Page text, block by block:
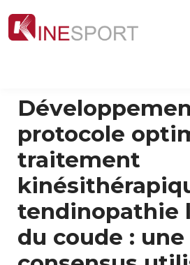
La société
protocole
traitement
tendinopathie
du coude :